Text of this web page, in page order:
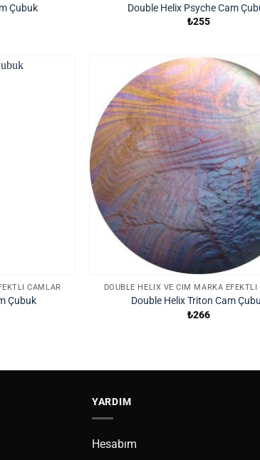
Çubuk
Double Helix Psyche Cam
₺255
CAMLAR
Çubuk
DOUBLE HELIX VE CIM MARKA EFEKTLI
Double Helix Triton Cam
₺266
YARDIM
Hesabım